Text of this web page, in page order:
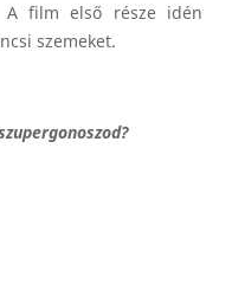
A film első része idén
szemeket.